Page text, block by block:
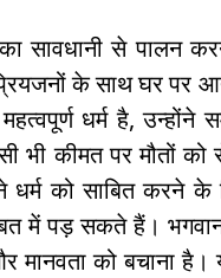
सावधानी से पालन
के साथ घर पर
धर्म है, उन्होंने
कीमत पर मौतों को
धर्म को साबित करने
में पड़ सकते हैं।
को बचाना है।